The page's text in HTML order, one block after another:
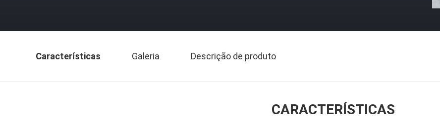
Características Galeria Descrição de produto
CARACTERÍSTICAS